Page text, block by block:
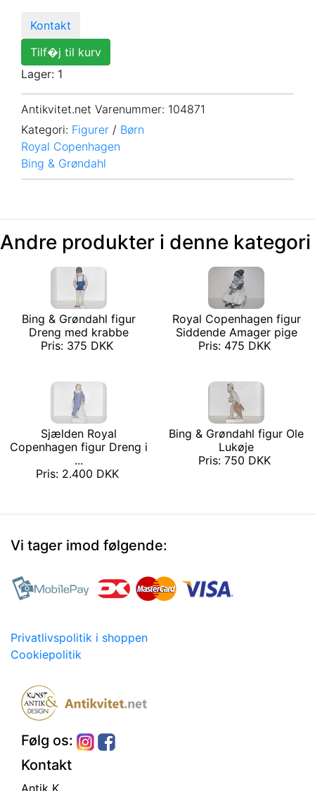
Kontakt
Tilf�j til kurv
Lager: 1
Antikvitet.net Varenummer: 104871
Kategori: Figurer / Børn
Royal Copenhagen
Bing & Grøndahl
Andre produkter i denne kategori
Bing & Grøndahl figur
Dreng med krabbe
Pris: 375 DKK
Royal Copenhagen figur
Siddende Amager pige
Pris: 475 DKK
Sjælden Royal
Copenhagen figur Dreng i
...
Pris: 2.400 DKK
Bing & Grøndahl figur Ole
Lukøje
Pris: 750 DKK
Vi tager imod følgende:
Privatlivspolitik i shoppen
Cookiepolitik
Følg os:
Kontakt